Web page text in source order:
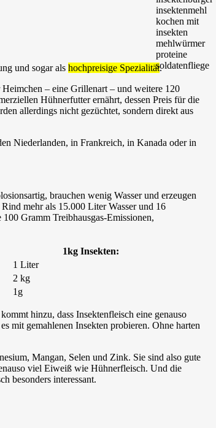
und sogar als hochpreisige Spezialität.
– eine Grillenart – und weitere 120
Hühnerfutter ernährt, dessen Preis für die
allerdings nicht gezüchtet, sondern direkt aus
Niederlanden, in Frankreich, in Kanada oder in
brauchen wenig Wasser und erzeugen
mehr als 15.000 Liter Wasser und 16
Gramm Treibhausgas-Emissionen,
1kg Insekten:
1 Liter
2 kg
1g
hinzu, dass Insektenfleisch eine genauso
mit gemahlenen Insekten probieren. Ohne harten
Mangan, Selen und Zink. Sie sind also gute
viel Eiweiß wie Hühnerfleisch. Und die
besonders interessant.